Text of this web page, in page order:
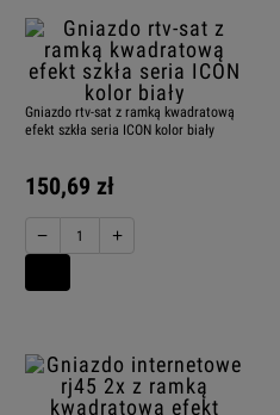
Gniazdo rtv-sat z ramką kwadratową
efekt szkła seria ICON kolor biały
150,69 zł
− +